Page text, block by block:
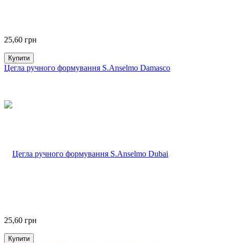
25,60 грн
Купити
Цегла ручного формування S.Anselmo Damasco
25,60 грн
Купити